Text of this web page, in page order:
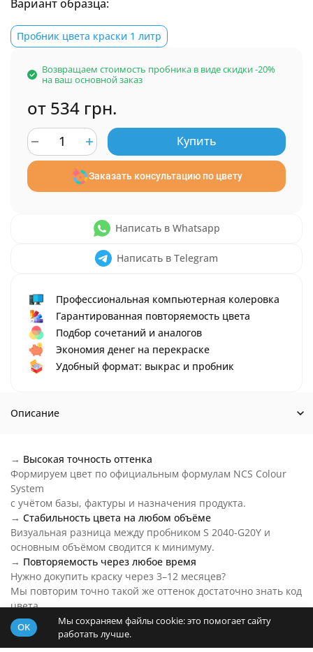
Вариант образца:
Пробник цвета краски 1 литр
Возвращаем стоимость пробника в виде скидки -20%
на ваш основной заказ
от 534 грн.
Купить
Заказать консультацию по цвету
Написать в Whatsapp
Написать в Telegram
Профессиональная компьютерная колеровка
Гарантированная повторяемость цвета
Подбор сочетаний и аналогов
Экономия денег на перекраске
Удобный формат: выкрас и пробник
Описание
→ Высокая точность оттенка
Формируем цвет по официальным формулам NCS Colour
System
с учётом базы, фактуры и назначения продукта.
→ Стабильность цвета на любом объёме
Визуальная разница между пробником S 2040-G20Y и
основным объёмом сводится к минимуму.
→ Повторяемость через любое время
Нужно докупить краску через 3–12 месяцев?
Мы повторим точно такой же оттенок достаточно знать код
цвета.
→Цвет S 2040-G20Y на любой бюджет
Основу пробника подберем под ваш бюджет и задачи.
OK
Мы сохраняем файлы cookie: это помогает сайту
работать лучше.